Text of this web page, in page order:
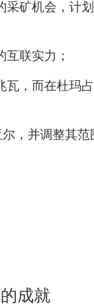
矿机会，计
联实力；
瓦，而在杜玛
，并调整其
成就